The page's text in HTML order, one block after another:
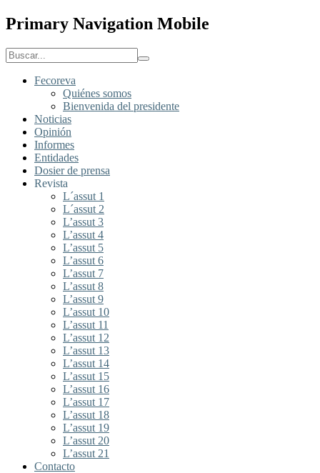
Primary Navigation Mobile
Fecoreva
Quiénes somos
Bienvenida del presidente
Noticias
Opinión
Informes
Entidades
Dosier de prensa
Revista
L´assut 1
L´assut 2
L’assut 3
L’assut 4
L’assut 5
L’assut 6
L’assut 7
L’assut 8
L’assut 9
L’assut 10
L’assut 11
L’assut 12
L’assut 13
L’assut 14
L’assut 15
L’assut 16
L’assut 17
L’assut 18
L’assut 19
L’assut 20
L’assut 21
Contacto